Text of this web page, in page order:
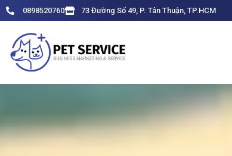
to
content
0898520760 73 Đường Số 49, P. Tân Thuận, TP.HCM